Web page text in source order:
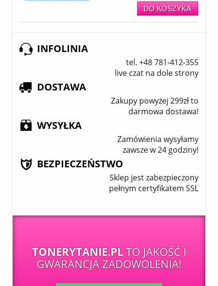
DO KOSZYKA
INFOLINIA
tel. +48 781-412-355
live czat na dole strony
DOSTAWA
Zakupy powyżej 299zł to
darmowa dostawa!
WYSYŁKA
Zamówienia wysyłamy
zawsze w 24 godziny!
BEZPIECZEŃSTWO
Sklep jest zabezpieczony
pełnym certyfikatem SSL
TONERYTANIE.PLTO JAKOŚĆ I
GWARANCJA ZADOWOLENIA!